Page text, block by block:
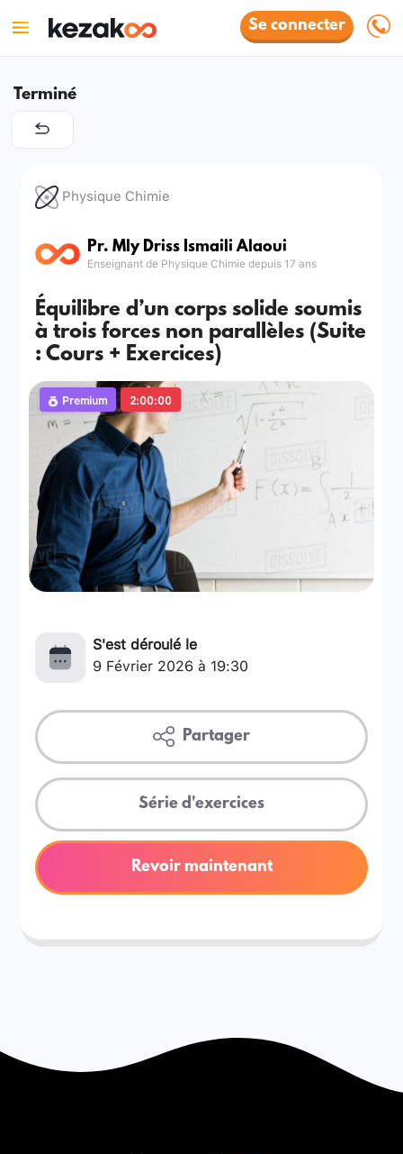
Se connecter
Terminé
Physique Chimie
Pr. Mly Driss Ismaili Alaoui
Enseignant de Physique Chimie depuis 17 ans
Équilibre d’un corps solide soumis
à trois forces non parallèles (Suite
: Cours + Exercices)
Premium 2:00:00
S'est déroulé le
9 Février 2026 à 19:30
Partager
Série d'exercices
Revoir maintenant